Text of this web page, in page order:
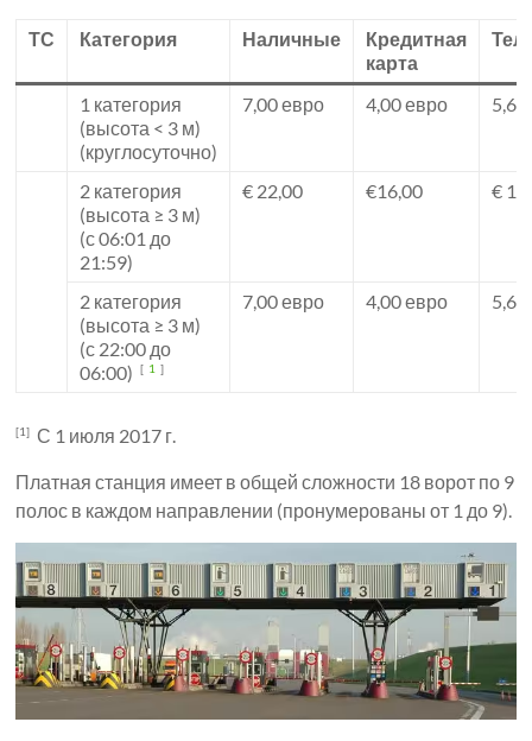
ТС Категория Наличные
Кредитная
карта
1 категория
(высота < 3 м)
(круглосуточно)
7,00 евро 4,00 евро
2 категория
(высота ≥ 3 м)
(с 06:01 до
21:59)
€ 22,00 €16,00 €
2 категория
(высота ≥ 3 м)
(с 22:00 до
06:00)[ 1 ]
7,00 евро 4,00 евро
[1] С 1 июля 2017 г.
Платная станция имеет в общей сложности 18 ворот по 9
полос в каждом направлении (пронумерованы от 1 до 9).